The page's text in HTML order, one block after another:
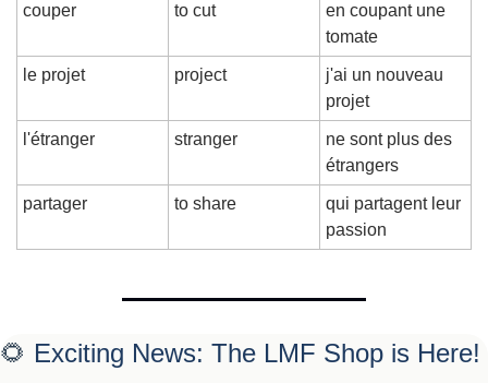
couper to cut
en coupant une
tomate
le projet project
j'ai un nouveau
projet
l'étranger stranger
ne sont plus des
étrangers
partager to share
qui partagent leur
passion
🌻 Exciting News: The LMF Shop is Here!